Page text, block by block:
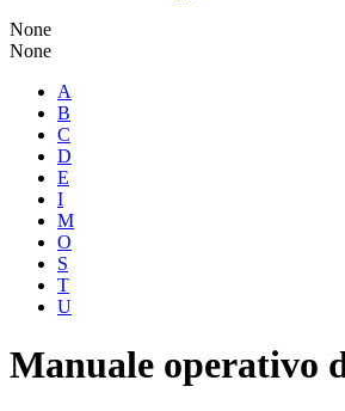
None
None
A
B
C
D
E
I
M
O
S
T
U
Manuale operativo